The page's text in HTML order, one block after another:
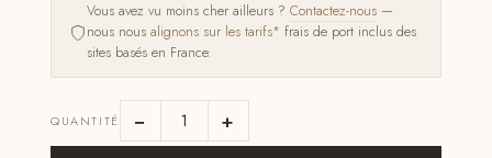
Vous avez vu moins cher ailleurs ?Contactez-nous —
nous nousalignons sur les tarifs* frais de port inclus des
sites basés en France.
QUANTITÉ − +